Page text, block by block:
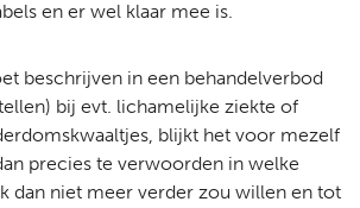
en er wel klaar mee is.
beschrijven in een behandelverbod
bij evt. lichamelijke ziekte of
blijkt het voor mezelf
precies te verwoorden in welke
dan niet meer verder zou willen en tot